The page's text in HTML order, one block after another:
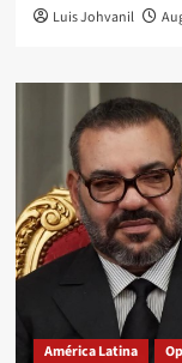
Luis Johvanil
América Latina